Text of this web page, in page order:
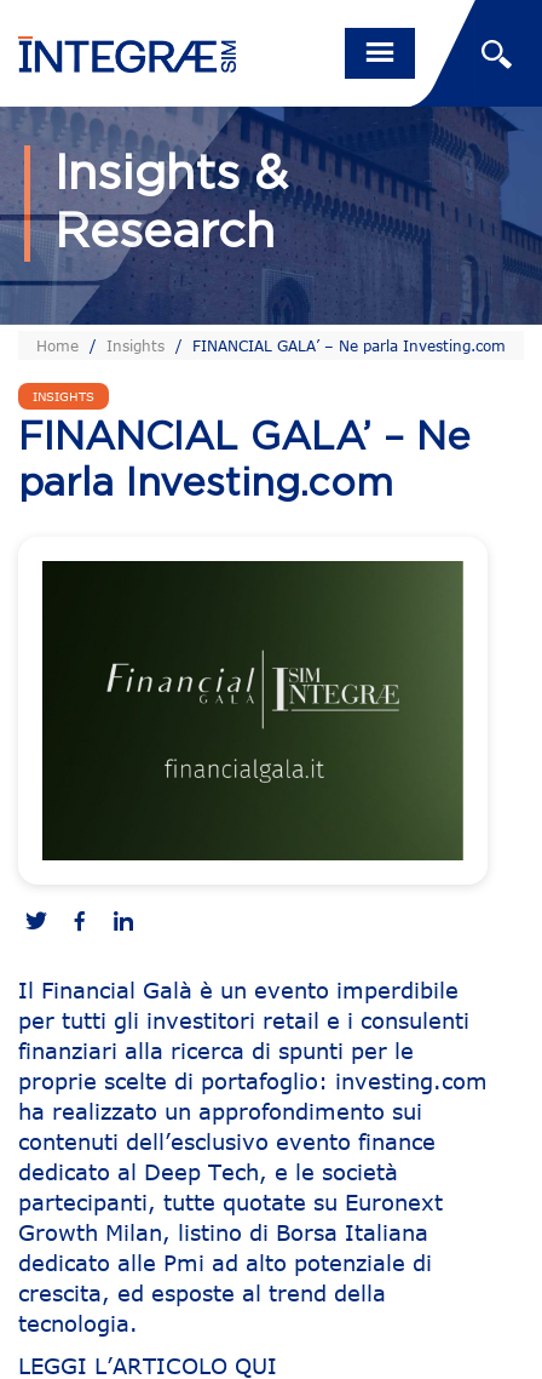
Insights &
Research
Home / Insights / FINANCIAL GALA’ – Ne parla Investing.com
INSIGHTS
FINANCIAL GALA’ – Ne
parla Investing.com
Il Financial Galà è un evento imperdibile
per tutti gli investitori retail e i consulenti
finanziari alla ricerca di spunti per le
proprie scelte di portafoglio: investing.com
ha realizzato un approfondimento sui
contenuti dell’esclusivo evento finance
dedicato al Deep Tech, e le società
partecipanti, tutte quotate su Euronext
Growth Milan, listino di Borsa Italiana
dedicato alle Pmi ad alto potenziale di
crescita, ed esposte al trend della
tecnologia.
LEGGI L’ARTICOLO QUI